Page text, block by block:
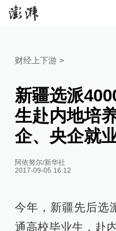
财经上下游 >
新疆选派
生赴内地培
企、央企就
阿依努尔/新华社
2017-09-05 16:12
今年，新疆先后选
通高校毕业生，赴